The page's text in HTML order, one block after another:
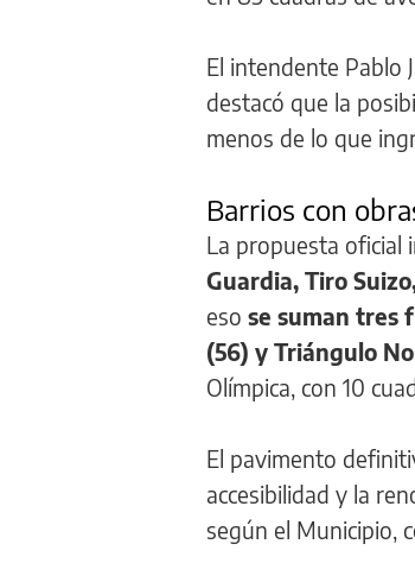
El intendente Pablo
destacó que la
menos de lo que
Barrios con
La propuesta oficial
Guardia, Tiro
eso se suman tres
(56) y Triángulo
Olímpica, con 10
El pavimento
accesibilidad y la
según el Municipio,